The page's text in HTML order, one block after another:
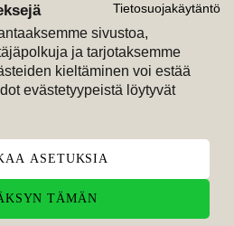
Tietosuojakäytäntö
sivustoa,
ja tarjotaksemme
kieltäminen voi estää
evästetyypeistä löytyvät
ASETUKSIA
TÄMÄN
Seuraa meitä